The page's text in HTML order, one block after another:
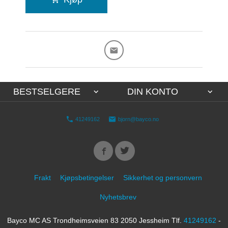
BESTSELGERE DIN KONTO
41249162 bjorn@bayco.no
Frakt Kjøpsbetingelser Sikkerhet og personvern
Nyhetsbrev
Bayco MC AS Trondheimsveien 83 2050 Jessheim Tlf. 41249162 -